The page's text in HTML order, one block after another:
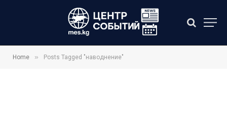
Home » Posts Tagged "наводнение"